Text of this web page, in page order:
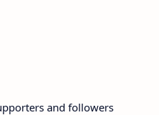
and followers